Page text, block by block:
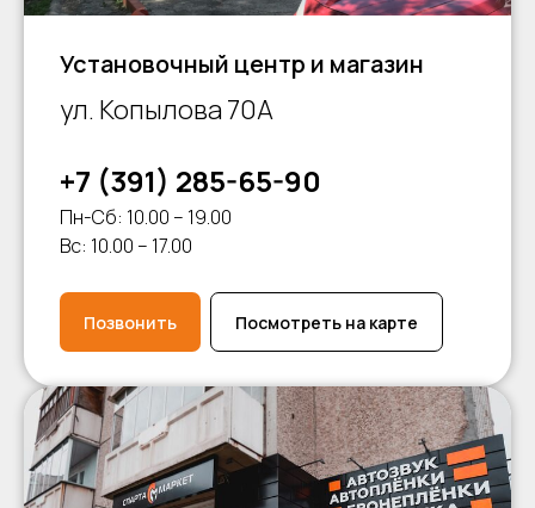
Установочный центр и магазин
ул. Копылова 70А
+7 (391) 285-65-90
Пн-Сб: 10.00 – 19.00
Вс: 10.00 – 17.00
Позвонить Посмотреть на карте